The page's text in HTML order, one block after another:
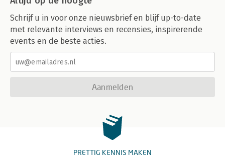
Schrijf u in voor onze nieuwsbrief en blijf up-to-date
met relevante interviews en recensies, inspirerende
events en de beste acties.
Aanmelden
PRETTIG KENNIS MAKEN